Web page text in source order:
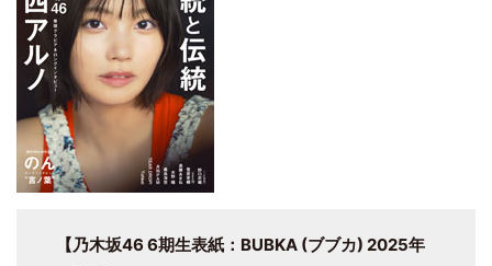
【乃木坂46 6期生表紙：BUBKA (ブブカ) 2025年